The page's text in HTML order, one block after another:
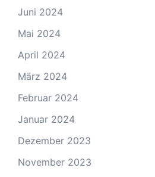
Juni 2024
Mai 2024
April 2024
März 2024
Februar 2024
Januar 2024
Dezember 2023
November 2023